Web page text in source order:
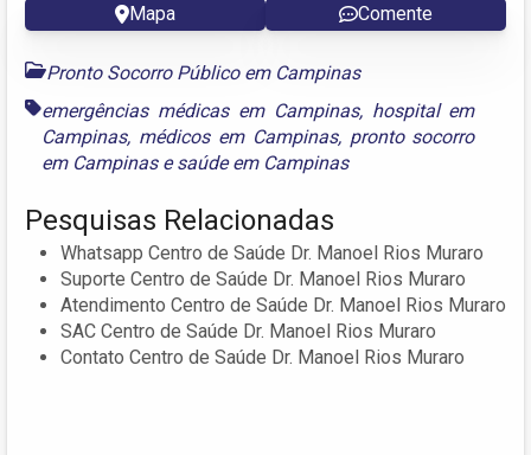
Mapa Comente
Pronto Socorro Público em Campinas
emergências médicas em Campinas, hospital em
Campinas, médicos em Campinas, pronto socorro
em Campinasesaúde em Campinas
Pesquisas Relacionadas
Whatsapp Centro de Saúde Dr. Manoel Rios Muraro
Suporte Centro de Saúde Dr. Manoel Rios Muraro
Atendimento Centro de Saúde Dr. Manoel Rios Muraro
SAC Centro de Saúde Dr. Manoel Rios Muraro
Contato Centro de Saúde Dr. Manoel Rios Muraro